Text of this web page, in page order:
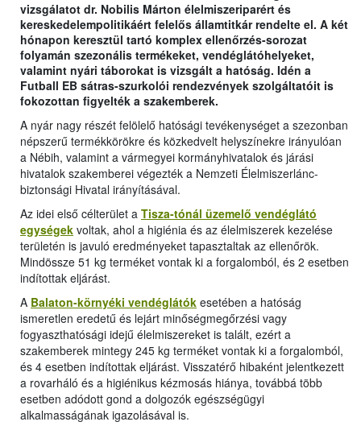
vizsgálatot dr. Nobilis Márton élelmiszeriparért és
kereskedelempolitikáért felelős államtitkár rendelte el. A két
hónapon keresztül tartó komplex ellenőrzés-sorozat
folyamán szezonális termékeket, vendéglátóhelyeket,
valamint nyári táborokat is vizsgált a hatóság. Idén a
Futball EB sátras-szurkolói rendezvények szolgáltatóit is
fokozottan figyelték a szakemberek.
A nyár nagy részét felölelő hatósági tevékenységet a szezonban
népszerű termékkörökre és közkedvelt helyszínekre irányulóan
a Nébih, valamint a vármegyei kormányhivatalok és járási
hivatalok szakemberei végezték a Nemzeti Élelmiszerlánc-
biztonsági Hivatal irányításával.
Az idei első célterület a Tisza-tónál üzemelő vendéglátó
egységek voltak, ahol a higiénia és az élelmiszerek kezelése
területén is javuló eredményeket tapasztaltak az ellenőrök.
Mindössze 51 kg terméket vontak ki a forgalomból, és 2 esetben
indítottak eljárást.
A Balaton-környéki vendéglátók esetében a hatóság
ismeretlen eredetű és lejárt minőségmegőrzési vagy
fogyaszthatósági idejű élelmiszereket is talált, ezért a
szakemberek mintegy 245 kg terméket vontak ki a forgalomból,
és 4 esetben indítottak eljárást. Visszatérő hibaként jelentkezett
a rovarháló és a higiénikus kézmosás hiánya, továbbá több
esetben adódott gond a dolgozók egészségügyi
alkalmasságának igazolásával is.